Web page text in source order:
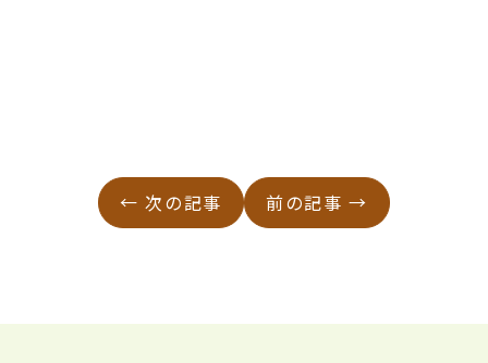
← 次の記事 前の記事 →